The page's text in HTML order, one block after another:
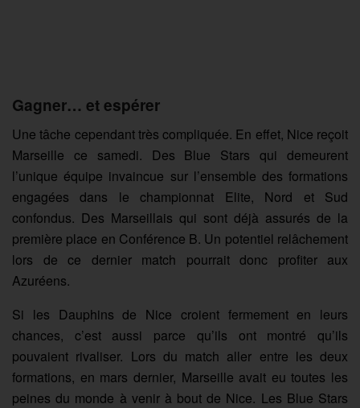
Gagner… et espérer
Une tâche cependant très compliquée. En effet, Nice reçoit
Marseille ce samedi. Des Blue Stars qui demeurent
l’unique équipe invaincue sur l’ensemble des formations
engagées dans le championnat Elite, Nord et Sud
confondus. Des Marseillais qui sont déjà assurés de la
première place en Conférence B. Un potentiel relâchement
lors de ce dernier match pourrait donc profiter aux
Azuréens.
Si les Dauphins de Nice croient fermement en leurs
chances, c’est aussi parce qu’ils ont montré qu’ils
pouvaient rivaliser. Lors du match aller entre les deux
formations, en mars dernier, Marseille avait eu toutes les
peines du monde à venir à bout de Nice. Les Blue Stars